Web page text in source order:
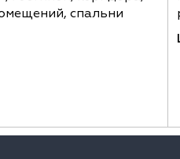
спальни